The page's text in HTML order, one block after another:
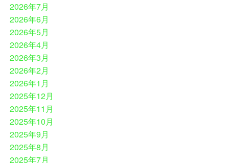
2026年7月
2026年6月
2026年5月
2026年4月
2026年3月
2026年2月
2026年1月
2025年12月
2025年11月
2025年10月
2025年9月
2025年8月
2025年7月